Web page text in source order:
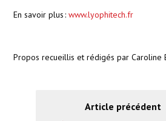
En savoir plus : www.lyophitech.fr
Propos recueillis et rédigés par Caroline
Article précédent